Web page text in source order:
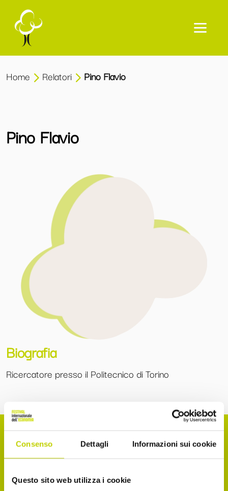
Consenso Dettagli Informazioni sui cookie
Questo sito web utilizza i cookie
Home Relatori Pino Flavio
Pino Flavio
Biografia
Ricercatore presso il Politecnico di Torino
La Newsletter del Festival